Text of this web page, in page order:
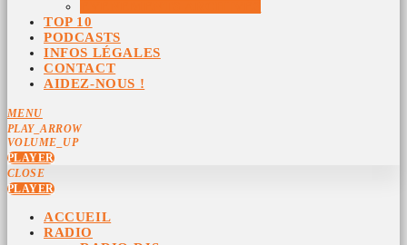
TOP 10
PODCASTS
INFOS LÉGALES
CONTACT
AIDEZ-NOUS !
MENU
PLAY_ARROW
VOLUME_UP
PLAYER
CLOSE
PLAYER
ACCUEIL
RADIO